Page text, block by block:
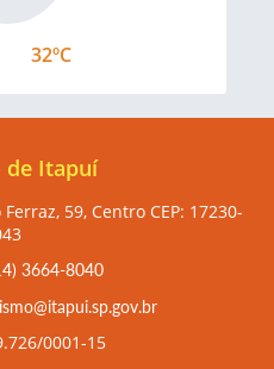
32ºC
de Itapuí
59, Centro CEP: 17230-
3664-8040
0001-15